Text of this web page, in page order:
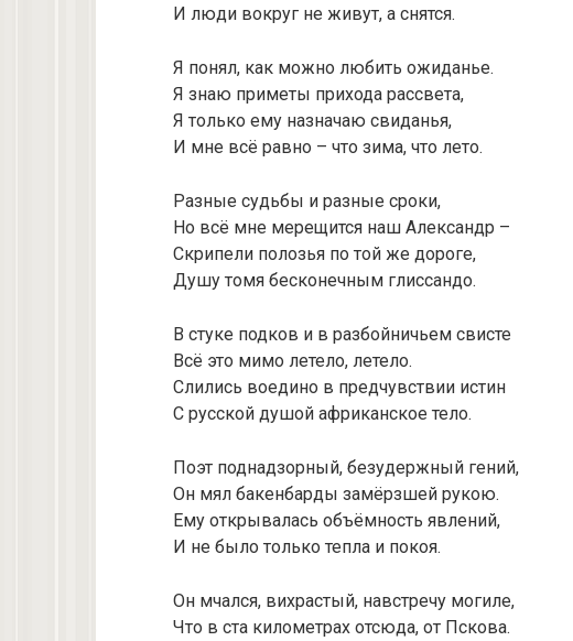
И люди вокруг не живут, а снятся.
Я понял, как можно любить ожиданье.
Я знаю приметы прихода рассвета,
Я только ему назначаю свиданья,
И мне всё равно – что зима, что лето.
Разные судьбы и разные сроки,
Но всё мне мерещится наш Александр –
Скрипели полозья по той же дороге,
Душу томя бесконечным глиссандо.
В стуке подков и в разбойничьем свисте
Всё это мимо летело, летело.
Слились воедино в предчувствии истин
С русской душой африканское тело.
Поэт поднадзорный, безудержный гений,
Он мял бакенбарды замёрзшей рукою.
Ему открывалась объёмность явлений,
И не было только тепла и покоя.
Он мчался, вихрастый, навстречу могиле,
Что в ста километрах отсюда, от Пскова.